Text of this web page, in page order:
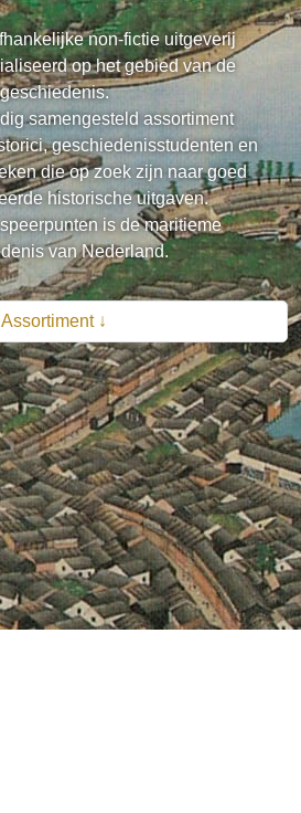
non-fictie uitgeverij
op het gebied van de
geschiedenis.
samengesteld assortiment
geschiedenisstudenten en
die op zoek zijn naar goed
historische uitgaven.
is de maritieme
van Nederland.
Assortiment ↓